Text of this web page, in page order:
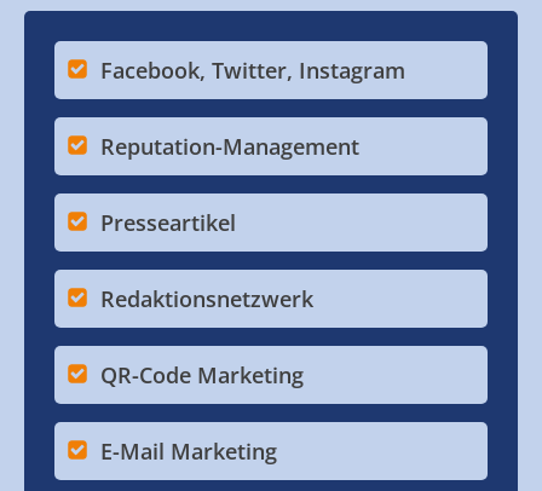
Facebook, Twitter, Instagram
Reputation-Management
Presseartikel
Redaktionsnetzwerk
QR-Code Marketing
E-Mail Marketing